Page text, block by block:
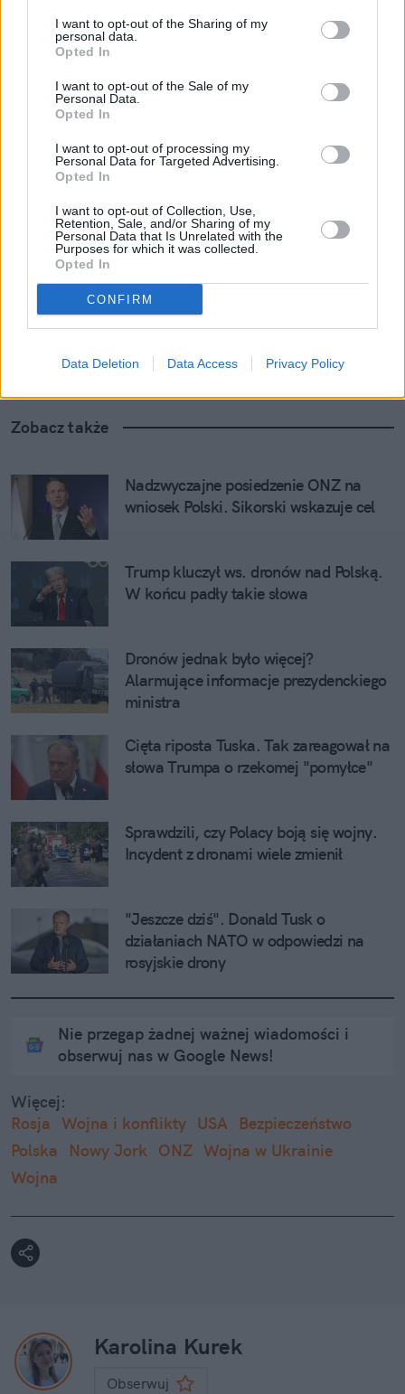
I want to opt-out of the Sharing of my
personal data.
Opted In
I want to opt-out of the Sale of my
Personal Data.
Opted In
I want to opt-out of processing my
Personal Data for Targeted Advertising.
Opted In
I want to opt-out of Collection, Use,
Retention, Sale, and/or Sharing of my
Personal Data that Is Unrelated with the
Purposes for which it was collected.
Opted In
CONFIRM
Data Deletion Data Access Privacy Policy
przyłączyła się do tego oświadczenia także
administracja Stanów Zjednoczonych. To duży
sukces polskiej dyplomacji – powiedział.
Marcin Bosacki zapowiedział, że w najbliższych
dniach w Brukseli zostaną ogłoszone
NATO w reakcji na naruszenie polskiej przestrzeni
powietrznej. Dodał, że Unia Europejska
przygotowuje dziewiętnasty pakiet sankcji wobec
tych pakietów przyłączali się nasi kuzyni zza
Zobacz także
Nadzwyczajne posiedzenie ONZ na
wniosek Polski. Sikorski wskazuje cel
Trump kluczył ws. dronów nad Polską.
W końcu padły takie słowa
Dronów jednak było więcej?
Alarmujące informacje prezydenckiego
ministra
Cięta riposta Tuska. Tak zareagował na
słowa Trumpa o rzekomej "pomyłce"
Sprawdzili, czy Polacy boją się wojny.
Incydent z dronami wiele zmienił
"Jeszcze dziś". Donald Tusk o
działaniach NATO w odpowiedzi na
rosyjskie drony
Nie przegap żadnej ważnej wiadomości i
obserwuj nas w Google News!
Więcej:
Rosja Wojna i konflikty USA
Bezpieczeństwo
Polska
Nowy Jork ONZ Wojna w Ukrainie
Wojna
Karolina Kurek
Obserwuj